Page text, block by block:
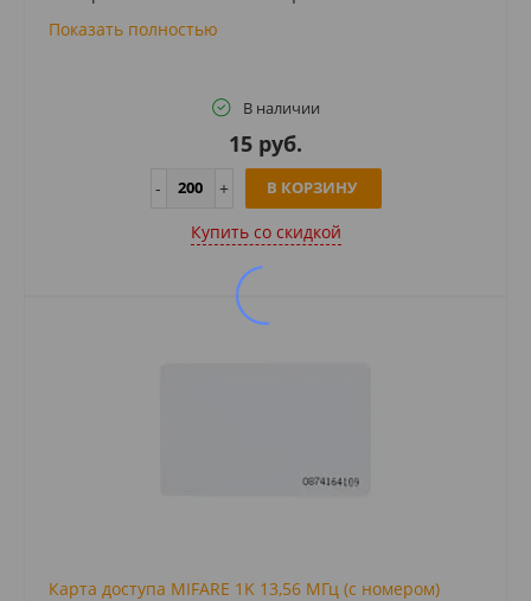
Показать полностью
В наличии
15 руб.
В КОРЗИНУ
Купить cо скидкой
Карта доступа MIFARE 1K 13,56 МГц (с номером)